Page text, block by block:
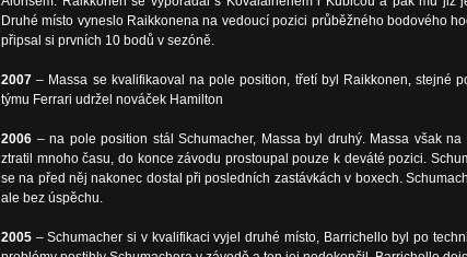
Druhé místo vyneslo Raikkonena na vedoucí pozici průběžného bodového
připsal si prvních 10 bodů v sezóně.
2007 – Massa se kvalifikaoval na pole position, třetí byl Raikkonen, stejné
týmu Ferrari udržel nováček Hamilton
2006 – na pole position stál Schumacher, Massa byl druhý. Massa však
ztratil mnoho času, do konce závodu prostoupal pouze k deváté pozici.
se na před něj nakonec dostal při posledních zastávkách v boxech.
ale bez úspěchu.
2005 – Schumacher si v kvalifikaci vyjel druhé místo, Barrichello byl po